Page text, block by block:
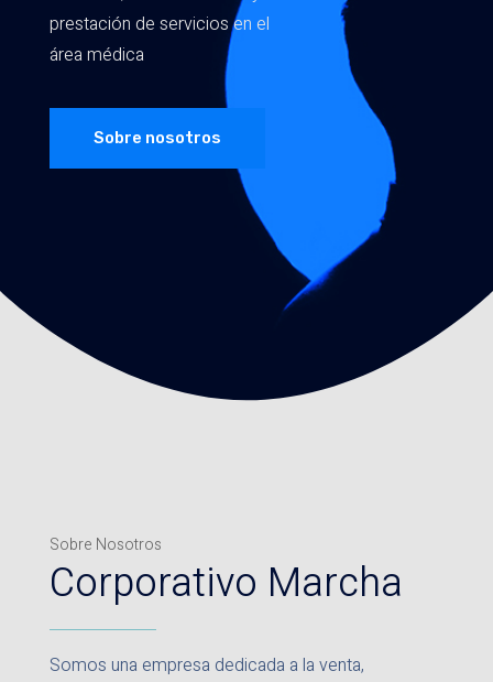
prestación de servicios en el
área médica
Sobre nosotros
Sobre Nosotros
Corporativo Marcha
Somos una empresa dedicada a la venta,